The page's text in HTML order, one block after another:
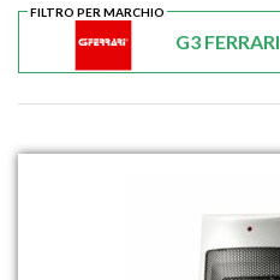
G3 FERRARI
FILTRO PER MARCHIO